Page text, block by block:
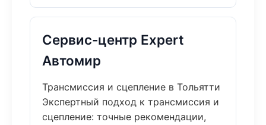
Сервис-центр Expert
Автомир
Трансмиссия и сцепление в Тольятти
Экспертный подход к трансмиссия и
сцепление: точные рекомендации,